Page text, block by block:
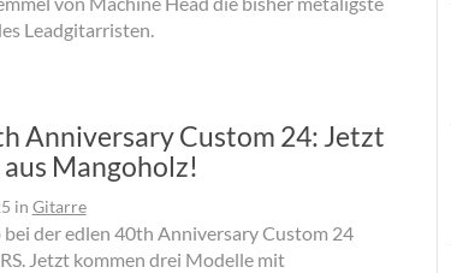
Leadgitarristen.
Anniversary Custom 24: Jetzt
Mangoholz!
in Gitarre
bei der edlen 40th Anniversary Custom 24
Jetzt kommen drei Modelle mit